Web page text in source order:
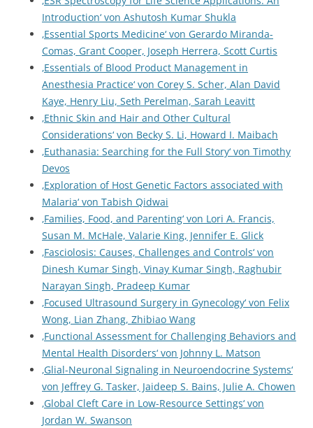
Introduction‘ von Ashutosh Kumar Shukla
‚Essential Sports Medicine‘ von Gerardo Miranda-
Comas, Grant Cooper, Joseph Herrera, Scott Curtis
‚Essentials of Blood Product Management in
Anesthesia Practice‘ von Corey S. Scher, Alan David
Kaye, Henry Liu, Seth Perelman, Sarah Leavitt
‚Ethnic Skin and Hair and Other Cultural
Considerations‘ von Becky S. Li, Howard I. Maibach
‚Euthanasia: Searching for the Full Story‘ von Timothy
Devos
‚Exploration of Host Genetic Factors associated with
Malaria‘ von Tabish Qidwai
‚Families, Food, and Parenting‘ von Lori A. Francis,
Susan M. McHale, Valarie King, Jennifer E. Glick
‚Fasciolosis: Causes, Challenges and Controls‘ von
Dinesh Kumar Singh, Vinay Kumar Singh, Raghubir
Narayan Singh, Pradeep Kumar
‚Focused Ultrasound Surgery in Gynecology‘ von Felix
Wong, Lian Zhang, Zhibiao Wang
‚Functional Assessment for Challenging Behaviors and
Mental Health Disorders‘ von Johnny L. Matson
‚Glial-Neuronal Signaling in Neuroendocrine Systems‘
von Jeffrey G. Tasker, Jaideep S. Bains, Julie A. Chowen
‚Global Cleft Care in Low-Resource Settings‘ von
Jordan W. Swanson